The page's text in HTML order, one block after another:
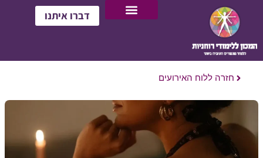
דברו איתנו
חזרה ללוח האירועים